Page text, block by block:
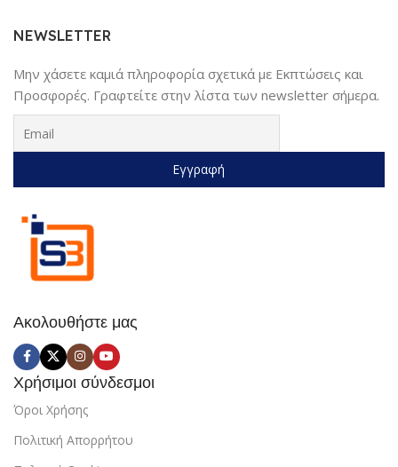
Ακολουθήστε μας
Χρήσιμοι σύνδεσμοι
Όροι Χρήσης
Πολιτική Απορρήτου
NEWSLETTER
Μην χάσετε καμιά πληροφορία σχετικά με Εκπτώσεις και
Προσφορές. Γραφτείτε στην λίστα των newsletter σήμερα.